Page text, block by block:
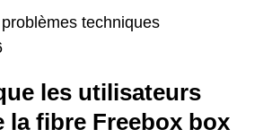
techniques
les utilisateurs
la fibre Freebox box